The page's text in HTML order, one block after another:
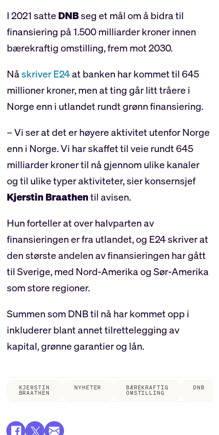
I 2021 satte DNBseg et mål om å bidra til
finansiering på 1.500 milliarder kroner innen
bærekraftig omstilling, frem mot 2030.
Nåskriver E24at banken har kommet til 645
millioner kroner, men at ting går litt tråere i
Norge enn i utlandet rundt grønn finansiering.
– Vi ser at det er høyere aktivitet utenfor Norge
enn i Norge. Vi har skaffet til veie rundt 645
milliarder kroner til nå gjennom ulike kanaler
og til ulike typer aktiviteter, sier konsernsjef
Kjerstin Braathentil avisen.
Hun forteller at over halvparten av
finansieringen er fra utlandet, og E24 skriver at
den største andelen av finansieringen har gått
til Sverige, med Nord-Amerika og Sør-Amerika
som store regioner.
Summen som DNB til nå har kommet opp i
inkluderer blant annet tilrettelegging av
kapital, grønne garantier og lån.
KJERSTIN
BRAATHEN
NYHETER BÆREKRAFTIG
OMSTILLING
DNB